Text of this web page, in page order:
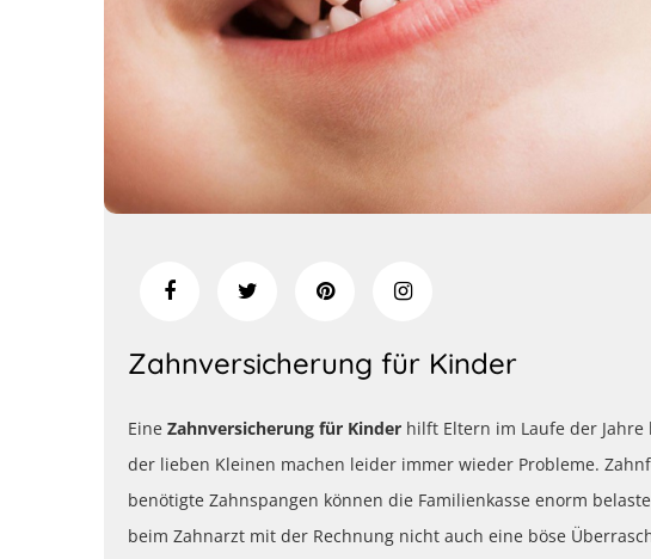
Zahnversicherung für Kinder
Eine Zahnversicherung für Kinder hilft Eltern im Laufe der
der lieben Kleinen machen leider immer wieder Probleme.
benötigte Zahnspangen können die Familienkasse enorm
beim Zahnarzt mit der Rechnung nicht auch eine böse